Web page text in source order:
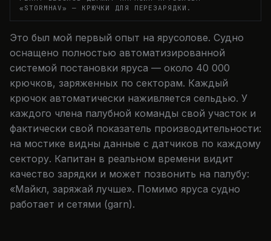
«STORMHAV» — КРЮЧКИ ДЛЯ ПЕРЕЗАРЯДКИ.
Это был мой первый опыт на ярусолове. Судно
оснащено полностью автоматизированной
системой постановки яруса — около 40 000
крючков, заряженных по секторам. Каждый
крючок автоматически наживляется сельдью. У
каждого члена палубной команды свой участок и
фактически свой показатель производительности:
на мостике видны данные с датчиков по каждому
сектору. Капитан в реальном времени видит
качество зарядки и может позвонить на палубу:
«Майкл, заряжай лучше». Помимо яруса судно
работает и сетями (garn).